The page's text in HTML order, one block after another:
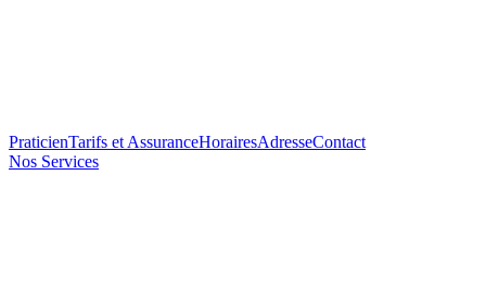
PraticienTarifs et AssuranceHorairesAdresseContact
Nos Services